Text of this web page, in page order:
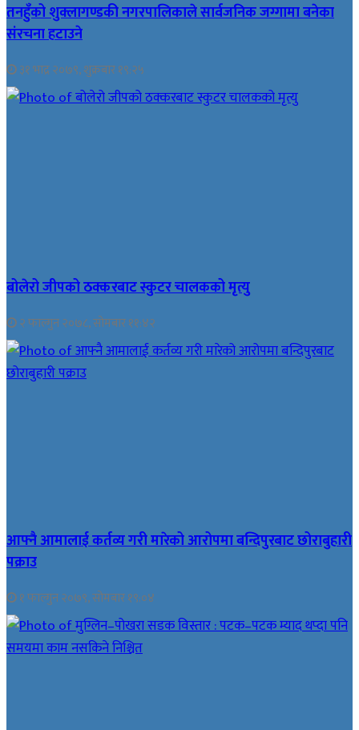
तनहुँको शुक्लागण्डकी नगरपालिकाले सार्वजनिक जग्गामा बनेका
संरचना हटाउने
३१ भाद्र २०७९, शुक्रबार १९:२५
बोलेरो जीपको ठक्करबाट स्कुटर चालकको मृत्यु
२ फाल्गुन २०७८, सोमबार ११:४२
आफ्नै आमालाई कर्तव्य गरी मारेको आरोपमा बन्दिपुरबाट छोराबुहारी
पक्राउ
१ फाल्गुन २०७९, सोमबार १९:०४